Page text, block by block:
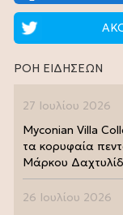
ΡΟΗ ΕΙΔΗΣΕΩΝ
27 Ιουλίου 2026
Myconian Villa
τα κορυφαία
Μάρκου
26 Ιουλίου 2026